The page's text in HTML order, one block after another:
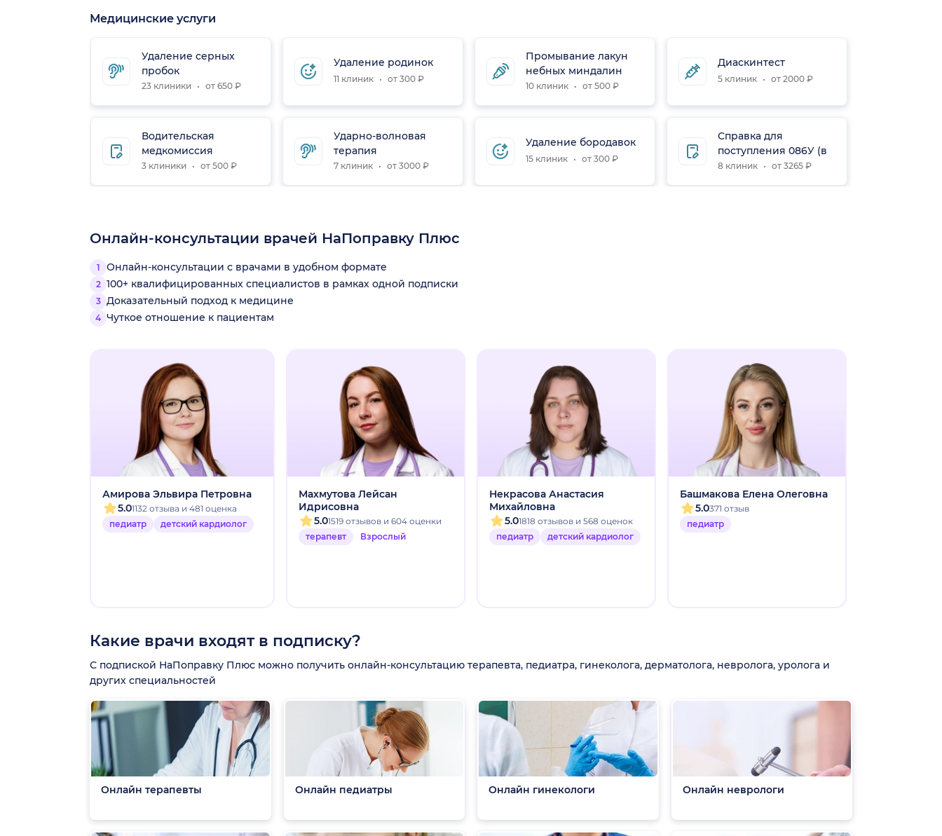
Медицинские услуги
Удаление серных
пробок
23 клиники от 650 ₽
Водительская
медкомиссия
3 клиники от 500 ₽
Удаление родинок
11 клиник от 300 ₽
Ударно-волновая
терапия
7 клиник от 3000 ₽
Промывание лакун
небных миндалин
10 клиник от 500 ₽
Удаление бородавок
15 клиник от 300 ₽
Диаскинтест
5 клиник от 2000 ₽
Справка для
поступления 086У (в
ВУЗ)
8 клиник от 3265 ₽
Онлайн-консультации врачей НаПоправку Плюс
Онлайн-консультации с врачами в удобном формате
100+ квалифицированных специалистов в рамках одной подписки
Доказательный подход к медицине
Чуткое отношение к пациентам
Амирова Эльвира Петровна
5.01132 отзыва и 481 оценка
педиатр
детский кардиолог
Махмутова Лейсан
Идрисовна
5.01519 отзывов и 604 оценки
терапевт
Взрослый
Некрасова Анастасия
Михайловна
5.01818 отзывов и 568 оценок
педиатр
детский кардиолог
Башмакова Елена Олеговна
5.0371 отзыв
педиатр
Какие врачи входят в подписку?
С подпиской НаПоправку Плюс можно получить онлайн-консультацию терапевта, педиатра, гинеколога, дерматолога, невролога, уролога и
других специальностей
Онлайн терапевты Онлайн педиатры Онлайн гинекологи Онлайн неврологи